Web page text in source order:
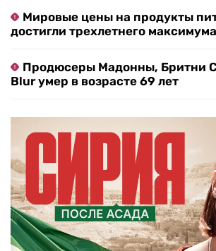
Мировые цены на продукты
достигли трехлетнего максимума
Продюсеры Мадонны, Бритни
Blur умер в возрасте 69 лет